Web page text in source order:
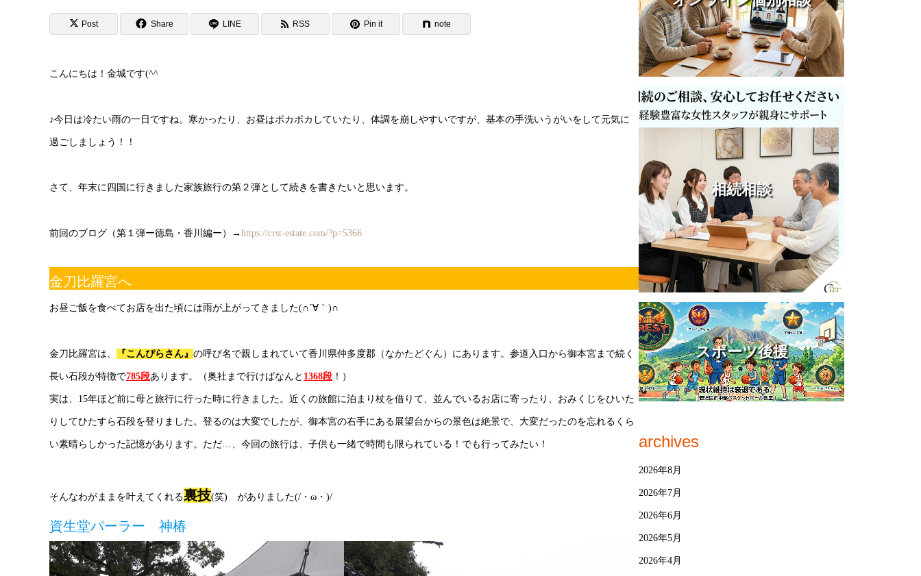
Post Share LINE RSS Pin it note
こんにちは！金城です(^^
♪今日は冷たい雨の一日ですね。寒かったり、お昼はポカポカしていたり、体調を崩しやすいですが、基本の手洗いうがいをして元気に
過ごしましょう！！
さて、年末に四国に行きました家族旅行の第２弾として続きを書きたいと思います。
前回のブログ（第１弾ー徳島・香川編ー）→ https://crst-estate.com/?p=5366
金刀比羅宮へ
お昼ご飯を食べてお店を出た頃には雨が上がってきました(∩´∀｀)∩
金刀比羅宮は、 『こんぴらさん』 の呼び名で親しまれていて香川県仲多度郡（なかたどぐん）にあります。参道入口から御本宮まで続く
長い石段が特徴で785段あります。（奥社まで行けばなんと 1368段 ！）
実は、15年ほど前に母と旅行に行った時に行きました。近くの旅館に泊まり杖を借りて、並んでいるお店に寄ったり、おみくじをひいた
りしてひたすら石段を登りました。登るのは大変でしたが、御本宮の右手にある展望台からの景色は絶景で、大変だったのを忘れるくら
い素晴らしかった記憶があります。ただ…、今回の旅行は、子供も一緒で時間も限られている！でも行ってみたい！
そんなわがままを叶えてくれる裏技(笑) がありました(/・ω・)/
資生堂パーラー 神椿
相続相談
スポーツ後援
archives
2026年8月
2026年7月
2026年6月
2026年5月
2026年4月